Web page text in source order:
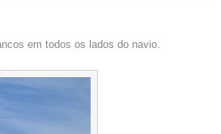
em todos os lados do navio.